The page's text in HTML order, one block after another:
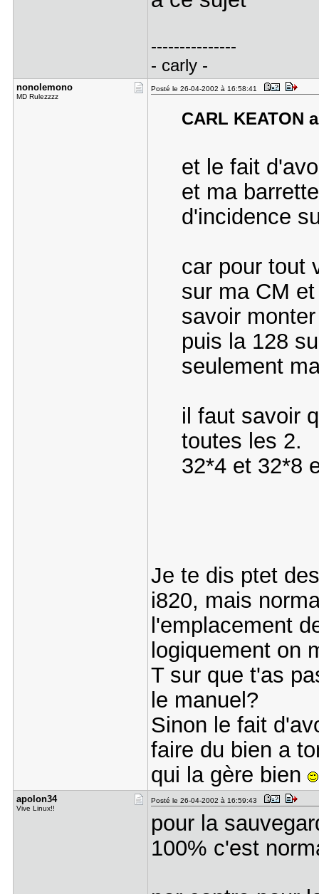
---------------
- carly -
nonolemono
MD Rulezzzz
Posté le 26-04-2002 à 16:58:41
CARL KEATON
et le fait
et ma
d'incidence
car pour tout
sur ma CM
savoir
puis la 128
seulement
il faut savoir
toutes les 2.
32*4 et 32*8
Je te dis ptet
i820, mais
l'emplacement
logiquement on
T sur que t'as
le manuel?
Sinon le fait
faire du bien a
qui la gère bien
apolon34
Vive Linux!!
Posté le 26-04-2002 à 16:59:43
pour la
100% c'est